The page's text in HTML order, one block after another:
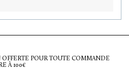
OFFERTE POUR TOUTE COMMANDE
À 100€